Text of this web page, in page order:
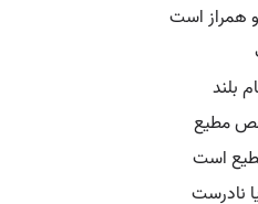
همراز است
بلند
مطیع
است
نادرست